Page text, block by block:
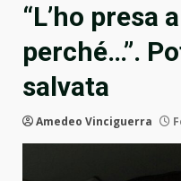
“L’ho presa
perché…”.
salvata
Amedeo Vinciguerra